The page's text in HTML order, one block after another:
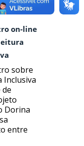
on-line
sobre
Inclusiva
de
Dorina
entre